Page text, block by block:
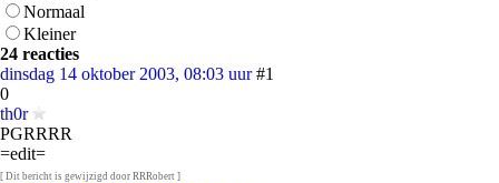
Normaal
Kleiner
24 reacties
dinsdag 14 oktober 2003, 08:03 uur #1
0
th0r
PGRRRR
=edit=
[ Dit bericht is gewijzigd door RRRobert ]